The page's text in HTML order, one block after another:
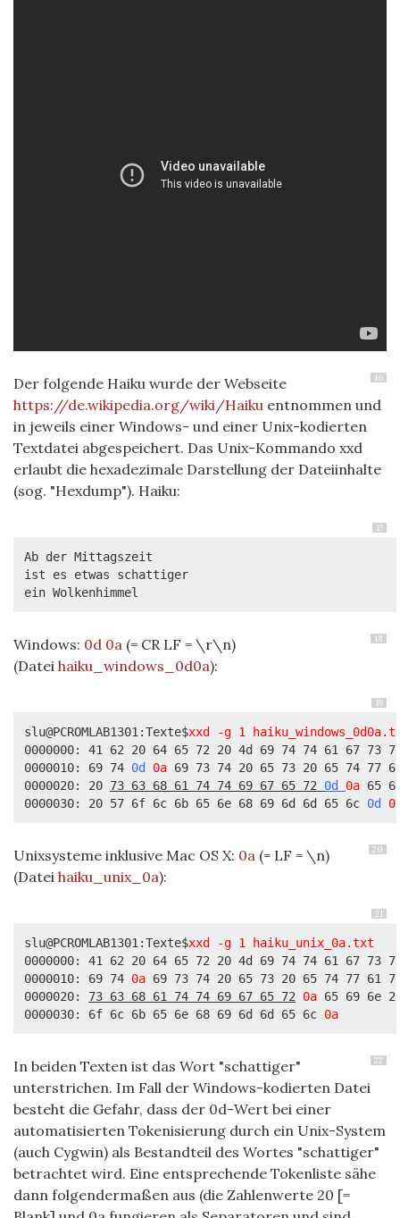
16
Der folgende Haiku wurde der Webseite
https://de.wikipedia.org/wiki/Haiku entnommen und
in jeweils einer Windows- und einer Unix-kodierten
Textdatei abgespeichert. Das Unix-Kommando xxd
erlaubt die hexadezimale Darstellung der Dateiinhalte
(sog. "Hexdump"). Haiku:
17
Ab der Mittagszeit
ist es etwas schattiger
ein Wolkenhimmel
18
Windows: 0d 0a (= CR LF = \r\n)
(Datei haiku_windows_0d0a):
19
slu@PCROMLAB1301:Texte$xxd -g 1
0000000: 41 62 20 64 65 72 20 4d 69 74 74 61 67 73
0000010: 69 74 0d 0a 69 73 74 20 65 73 20 65 74 77
0000020: 20 73 63 68 61 74 74 69 67 65 72 0d 0a 65
0000030: 20 57 6f 6c 6b 65 6e 68 69 6d 6d 65 6c 0d
20
Unixsysteme inklusive Mac OS X: 0a (= LF = \n)
(Datei haiku_unix_0a):
21
slu@PCROMLAB1301:Texte$xxd -g 1 haiku_unix_0a.txt
0000000: 41 62 20 64 65 72 20 4d 69 74 74 61 67 73
0000010: 69 74 0a 69 73 74 20 65 73 20 65 74 77 61
0000020: 73 63 68 61 74 74 69 67 65 72 0a 65 69 6e
0000030: 6f 6c 6b 65 6e 68 69 6d 6d 65 6c 0a
22
In beiden Texten ist das Wort "schattiger"
unterstrichen. Im Fall der Windows-kodierten Datei
besteht die Gefahr, dass der 0d-Wert bei einer
automatisierten Tokenisierung durch ein Unix-System
(auch Cygwin) als Bestandteil des Wortes "schattiger"
betrachtet wird. Eine entsprechende Tokenliste sähe
dann folgendermaßen aus (die Zahlenwerte 20 [=